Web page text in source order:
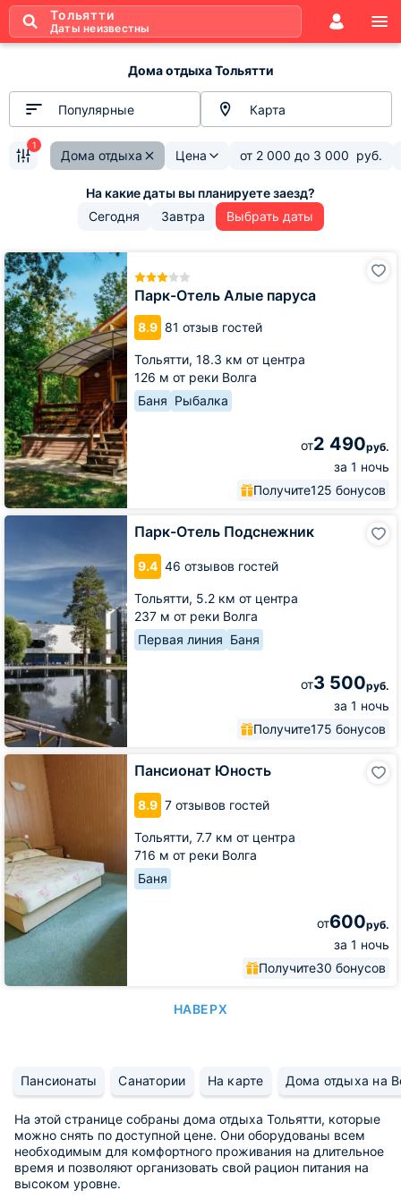
Тольятти
Даты неизвестны
Дома отдыха Тольятти
Популярные Карта
Дома отдыха Цена от 2 000 до 3 000 руб.
1
Сегодня Завтра Выбрать даты
Парк-Отель Алые паруса
8.9 81 отзыв гостей
Тольятти, 18.3 км от центра
126 м от реки Волга
Баня Рыбалка
от2 490руб.
за 1 ночь
Получите125 бонусов
Парк-
Отель
Алые
паруса
Парк-Отель Подснежник
9.4 46 отзывов гостей
Тольятти, 5.2 км от центра
237 м от реки Волга
Первая линия Баня
от3 500руб.
за 1 ночь
Получите175 бонусов
Парк-
Пансионат Юность
8.9 7 отзывов гостей
Тольятти, 7.7 км от центра
716 м от реки Волга
Баня
от600руб.
за 1 ночь
Получите30 бонусов
Пансионат
НАВЕРХ
Пансионаты Санатории На карте Дома отдыха на
На этой странице собраны дома отдыха Тольятти, которые
можно снять по доступной цене. Они оборудованы всем
необходимым для комфортного проживания на длительное
время и позволяют организовать свой рацион питания на
высоком уровне.